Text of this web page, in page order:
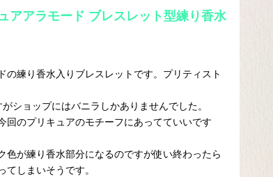
アアラモード ブレスレット型練り香水
の練り香水入りブレスレットです。プリティスト
ショップにはバニラしかありませんでした。
回のプリキュアのモチーフにあってていいです
色が練り香水部分になるのですが使い終わったら
しまいそうです。